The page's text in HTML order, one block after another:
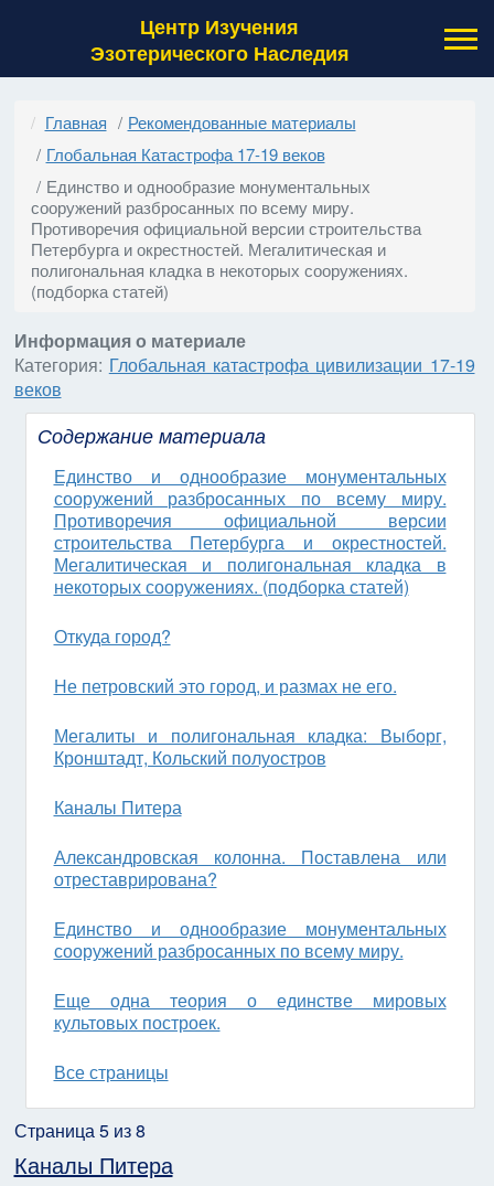
Центр Изучения
Эзотерического Наследия
Главная
Рекомендованные материалы
Глобальная Катастрофа 17-19 веков
Единство и однообразие монументальных
сооружений разбросанных по всему миру.
Противоречия официальной версии строительства
Петербурга и окрестностей. Мегалитическая и
полигональная кладка в некоторых сооружениях.
(подборка статей)
Информация о материале
Категория: Глобальная катастрофа цивилизации 17-19
веков
Содержание материала
Единство и однообразие монументальных
сооружений разбросанных по всему миру.
Противоречия официальной версии
строительства Петербурга и окрестностей.
Мегалитическая и полигональная кладка в
некоторых сооружениях. (подборка статей)
Откуда город?
Не петровский это город, и размах не его.
Мегалиты и полигональная кладка: Выборг,
Кронштадт, Кольский полуостров
Каналы Питера
Александровская колонна. Поставлена или
отреставрирована?
Единство и однообразие монументальных
сооружений разбросанных по всему миру.
Еще одна теория о единстве мировых
культовых построек.
Все страницы
Страница 5 из 8
Каналы Питера